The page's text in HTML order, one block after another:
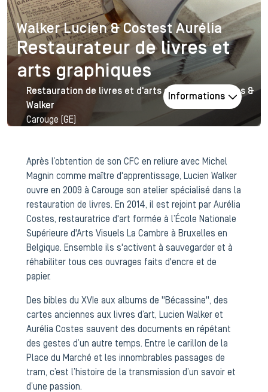
Walker Lucien & Costest
Walker Lucien & Costest Aurélia
Restaurateur de livres et
arts graphiques
Restauration de livres et d'arts graphiques Costes &
Walker
Carouge (GE)
Informations
Après l’obtention de son CFC en reliure avec Michel
Magnin comme maître d'apprentissage, Lucien Walker
ouvre en 2009 à Carouge son atelier spécialisé dans la
restauration de livres. En 2014, il est rejoint par Aurélia
Costes, restauratrice d'art formée à l’École Nationale
Supérieure d'Arts Visuels La Cambre à Bruxelles en
Belgique. Ensemble ils s'activent à sauvegarder et à
réhabiliter tous ces ouvrages faits d'encre et de
papier.
Des bibles du XVIe aux albums de "Bécassine", des
cartes anciennes aux livres d’art, Lucien Walker et
Aurélia Costes sauvent des documents en répétant
des gestes d’un autre temps. Entre le carillon de la
Place du Marché et les innombrables passages de
tram, c’est l’histoire de la transmission d’un savoir et
d’une passion.